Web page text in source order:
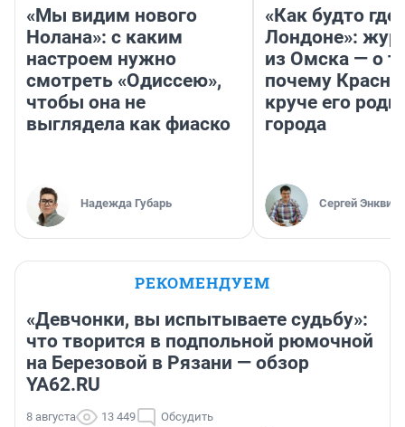
«Мы видим нового
Нолана»: с каким
настроем нужно
смотреть «Одиссею»,
чтобы она не
выглядела как фиаско
Надежда Губарь
«Как будто
Лондоне»:
из Омска — о
почему
круче его
города
Сергей Энквист
РЕКОМЕНДУЕМ
«Девчонки, вы испытываете судьбу»:
что творится в подпольной рюмочной
на Березовой в Рязани — обзор
YA62.RU
8 августа 13 449 Обсудить